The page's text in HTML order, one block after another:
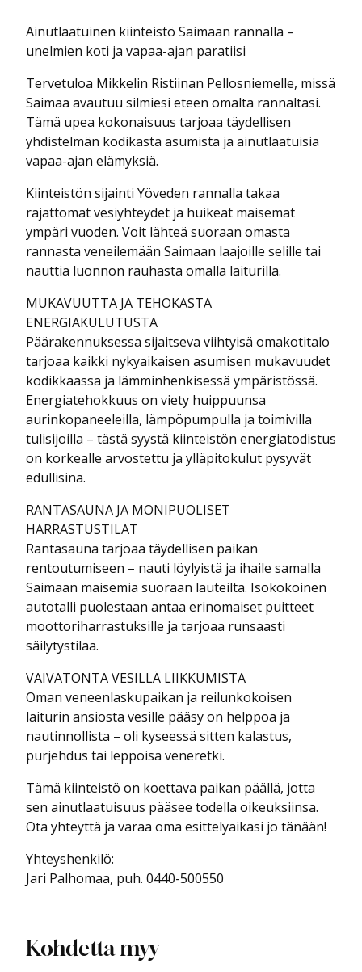
Ainutlaatuinen kiinteistö Saimaan rannalla –
unelmien koti ja vapaa-ajan paratiisi
Tervetuloa Mikkelin Ristiinan Pellosniemelle, missä
Saimaa avautuu silmiesi eteen omalta rannaltasi.
Tämä upea kokonaisuus tarjoaa täydellisen
yhdistelmän kodikasta asumista ja ainutlaatuisia
vapaa-ajan elämyksiä.
Kiinteistön sijainti Yöveden rannalla takaa
rajattomat vesiyhteydet ja huikeat maisemat
ympäri vuoden. Voit lähteä suoraan omasta
rannasta veneilemään Saimaan laajoille selille tai
nauttia luonnon rauhasta omalla laiturilla.
MUKAVUUTTA JA TEHOKASTA
ENERGIAKULUTUSTA
Päärakennuksessa sijaitseva viihtyisä omakotitalo
tarjoaa kaikki nykyaikaisen asumisen mukavuudet
kodikkaassa ja lämminhenkisessä ympäristössä.
Energiatehokkuus on viety huippuunsa
aurinkopaneeleilla, lämpöpumpulla ja toimivilla
tulisijoilla – tästä syystä kiinteistön energiatodistus
on korkealle arvostettu ja ylläpitokulut pysyvät
edullisina.
RANTASAUNA JA MONIPUOLISET
HARRASTUSTILAT
Rantasauna tarjoaa täydellisen paikan
rentoutumiseen – nauti löylyistä ja ihaile samalla
Saimaan maisemia suoraan lauteilta. Isokokoinen
autotalli puolestaan antaa erinomaiset puitteet
moottoriharrastuksille ja tarjoaa runsaasti
säilytystilaa.
VAIVATONTA VESILLÄ LIIKKUMISTA
Oman veneenlaskupaikan ja reilunkokoisen
laiturin ansiosta vesille pääsy on helppoa ja
nautinnollista – oli kyseessä sitten kalastus,
purjehdus tai leppoisa veneretki.
Tämä kiinteistö on koettava paikan päällä, jotta
sen ainutlaatuisuus pääsee todella oikeuksiinsa.
Ota yhteyttä ja varaa oma esittelyaikasi jo tänään!
Yhteyshenkilö:
Jari Palhomaa, puh. 0440-500550
Kohdetta myy